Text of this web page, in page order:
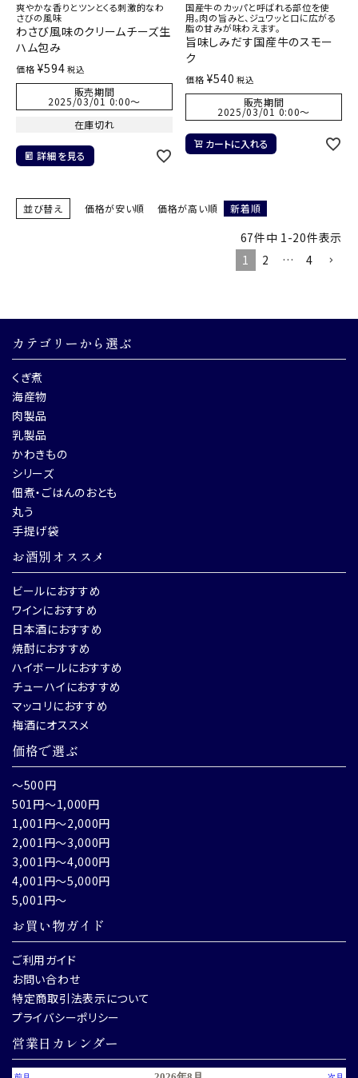
爽やかな香りとツンとくる刺激的なわ
さびの風味
わさび風味のクリームチーズ生
ハム包み
価格 ¥594 税込
販売期間
2025/03/01 0:00〜
在庫切れ
詳細を見る
国産牛のカッパと呼ばれる部位を使
用。肉の旨みと、ジュワッと口に広がる
脂の甘みが味わえます。
旨味しみだす国産牛のスモー
ク
価格 ¥540 税込
販売期間
2025/03/01 0:00〜
カートに入れる
並び替え 価格が安い順 価格が高い順 新着順
67件中 1-20件表示
1
2 … 4
カテゴリーから選ぶ
くぎ煮
海産物
肉製品
乳製品
かわきもの
シリーズ
佃煮・ごはんのおとも
丸う
手提げ袋
お酒別オススメ
ビールにおすすめ
ワインにおすすめ
日本酒におすすめ
焼酎におすすめ
ハイボールにおすすめ
チューハイにおすすめ
マッコリにおすすめ
梅酒にオススメ
価格で選ぶ
～500円
501円～1,000円
1,001円～2,000円
2,001円～3,000円
3,001円～4,000円
4,001円～5,000円
5,001円～
お買い物ガイド
ご利用ガイド
お問い合わせ
特定商取引法表示について
プライバシーポリシー
営業日カレンダー